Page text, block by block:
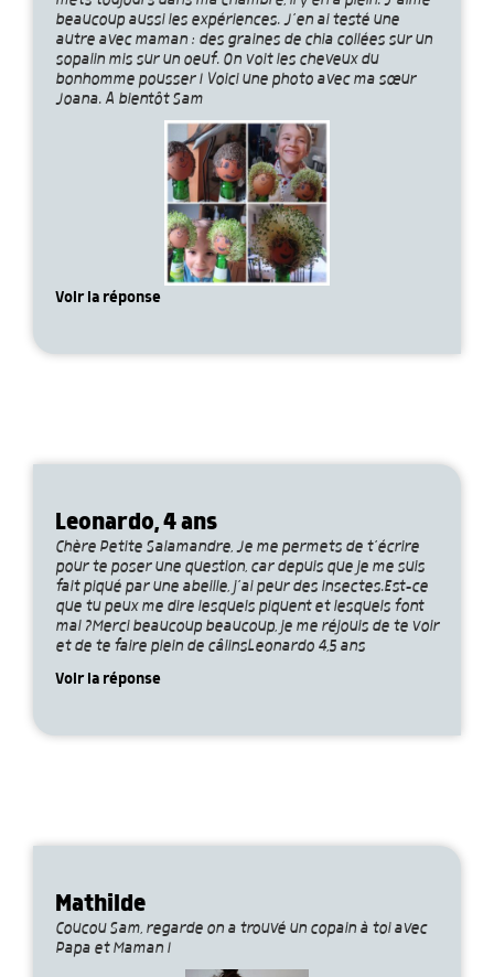
beaucoup aussi les expériences. J’en ai testé une
autre avec maman : des graines de chia collées sur un
sopalin mis sur un oeuf. On voit les cheveux du
bonhomme pousser ! Voici une photo avec ma sœur
Joana. A bientôt Sam
Voir la réponse
Leonardo, 4 ans
Chère Petite Salamandre, Je me permets de t’écrire
pour te poser une question, car depuis que je me suis
fait piqué par une abeille, j’ai peur des insectes.Est-ce
que tu peux me dire lesquels piquent et lesquels font
mal ?Merci beaucoup beaucoup, je me réjouis de te voir
et de te faire plein de câlinsLeonardo 4,5 ans
Voir la réponse
Mathilde
Coucou Sam, regarde on a trouvé un copain à toi avec
Papa et Maman !